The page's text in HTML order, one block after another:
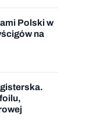
Polski w
na